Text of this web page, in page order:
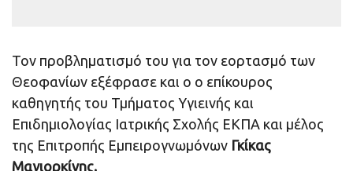
Τον προβληματισμό του για τον εορτασμό των
Θεοφανίων εξέφρασε και ο ο επίκουρος
καθηγητής του Τμήματος Υγιεινής και
Επιδημιολογίας Ιατρικής Σχολής ΕΚΠΑ και μέλος
της Επιτροπής Εμπειρογνωμόνων Γκίκας
Μαγιορκίνης.